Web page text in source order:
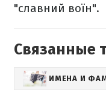
"славний воїн".
Связанные
ИМЕНА И